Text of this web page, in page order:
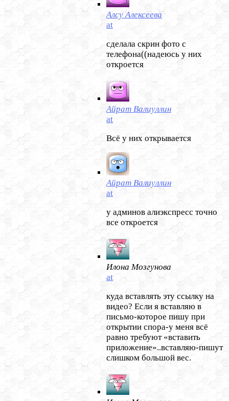
Алсу Алексеева
at
сделала скрин фото с
телефона((надеюсь у них
откроется
Айрат Валиуллин
at
Всё у них открывается
Айрат Валиуллин
at
у админов алиэкспресс точно
все откроется
Илона Мозгунова
at
куда вставлять эту ссылку на
видео? Если я вставляю в
письмо-которое пишу при
открытии спора-у меня всё
равно требуют «вставить
приложение»..вставляю-пишут
слишком большой вес.